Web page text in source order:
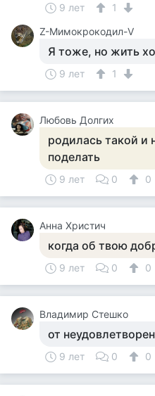
9 лет
1
Z-Мимокрокодил-V
Я тоже, но жить
9 лет 1
Любовь Долгих
родилась такой и
поделать
9 лет 0 0
Анна Христич
когда об твою
9 лет 0 0
Владимир Стешко
от
9 лет 0 0